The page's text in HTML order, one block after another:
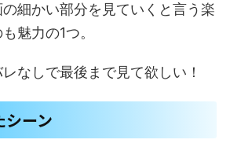
細かい部分を見ていくと言う楽
魅力の1つ。
なしで最後まで見て欲しい！
シーン